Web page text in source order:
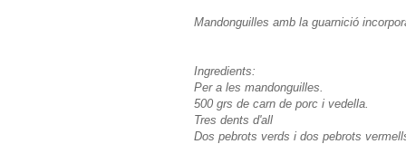
Mandonguilles amb la guarnició
Ingredients:
Per a les mandonguilles.
500 grs de carn de porc i vedella.
Tres dents d'all
Dos pebrots verds i dos pebrots